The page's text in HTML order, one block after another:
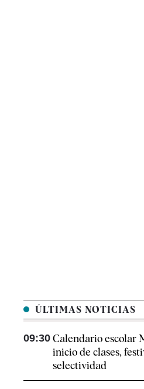
ÚLTIMAS NOTICIAS
09:30 Calendario escolar
inicio de clases,
selectividad